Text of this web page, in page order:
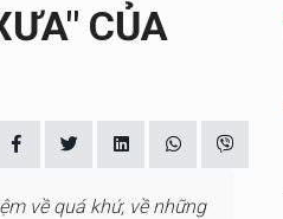
CỦA
về quá khứ, về những